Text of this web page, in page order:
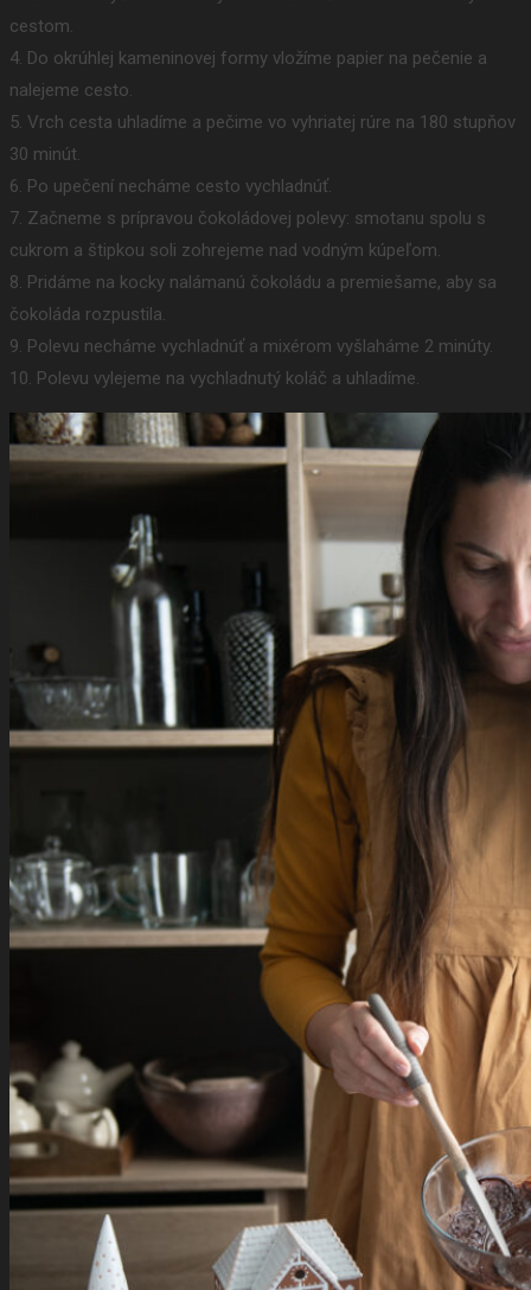
cestom.
4. Do okrúhlej kameninovej formy vložíme papier na pečenie a
nalejeme cesto.
5. Vrch cesta uhladíme a pečime vo vyhriatej rúre na 180 stupňov
30 minút.
6. Po upečení necháme cesto vychladnúť.
7. Začneme s prípravou čokoládovej polevy: smotanu spolu s
cukrom a štipkou soli zohrejeme nad vodným kúpeľom.
8. Pridáme na kocky nalámanú čokoládu a premiešame, aby sa
čokoláda rozpustila.
9. Polevu necháme vychladnúť a mixérom vyšlaháme 2 minúty.
10. Polevu vylejeme na vychladnutý koláč a uhladíme.